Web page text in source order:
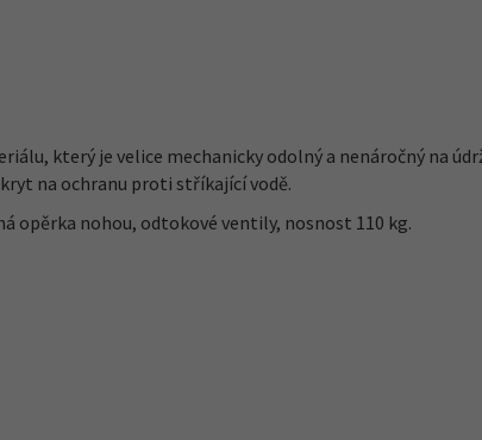
který je velice mechanicky odolný a nenáročný na
na ochranu proti stříkající vodě.
opěrka nohou, odtokové ventily, nosnost 110 kg.